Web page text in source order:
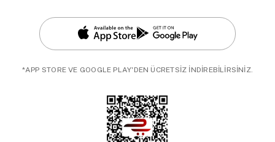
*APP STORE VE GOOGLE PLAY'DEN ÜCRETSİZ İNDİREBİLİRSİNİZ.